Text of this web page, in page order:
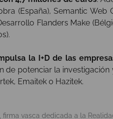
(España), Semantic
Flanders Make
la I+D de las
de potenciar la
Emaitek o Hazitek.
firma vasca dedicada a la